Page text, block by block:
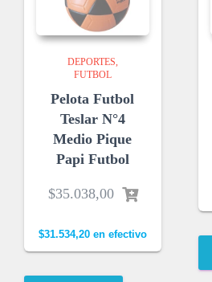
DEPORTES
FUTBOL
Pelota Futbol
Teslar N°4
Medio Pique
Papi Futbol
$35.038,00
$31.534,20en efectivo